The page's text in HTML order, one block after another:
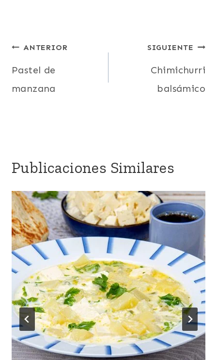
Navegación
de
entradas
ANTERIOR
Pastel de
manzana
SIGUIENTE
Chimichurri
balsámico
Publicaciones Similares